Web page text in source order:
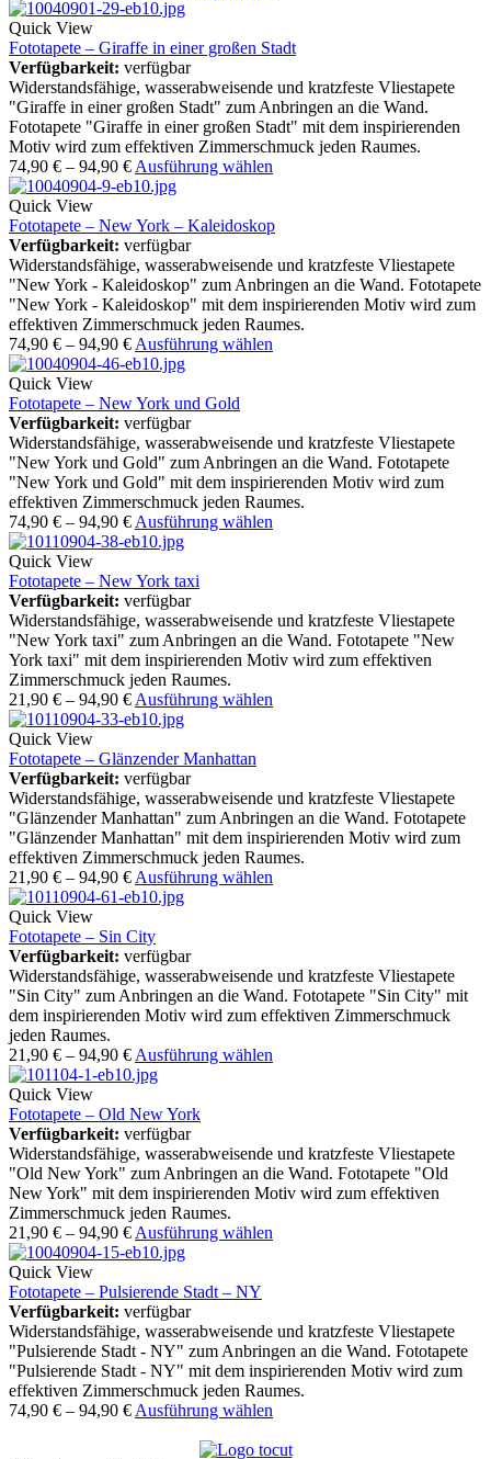
Quick View
Fototapete – Giraffe in einer großen Stadt
Verfügbarkeit: verfügbar
Widerstandsfähige, wasserabweisende und kratzfeste Vliestapete
"Giraffe in einer großen Stadt" zum Anbringen an die Wand.
Fototapete "Giraffe in einer großen Stadt" mit dem inspirierenden
Motiv wird zum effektiven Zimmerschmuck jeden Raumes.
74,90 € – 94,90 € Ausführung wählen
Quick View
Fototapete – New York – Kaleidoskop
Verfügbarkeit: verfügbar
Widerstandsfähige, wasserabweisende und kratzfeste Vliestapete
"New York - Kaleidoskop" zum Anbringen an die Wand. Fototapete
"New York - Kaleidoskop" mit dem inspirierenden Motiv wird zum
effektiven Zimmerschmuck jeden Raumes.
74,90 € – 94,90 € Ausführung wählen
Quick View
Fototapete – New York und Gold
Verfügbarkeit: verfügbar
Widerstandsfähige, wasserabweisende und kratzfeste Vliestapete
"New York und Gold" zum Anbringen an die Wand. Fototapete
"New York und Gold" mit dem inspirierenden Motiv wird zum
effektiven Zimmerschmuck jeden Raumes.
74,90 € – 94,90 € Ausführung wählen
Quick View
Fototapete – New York taxi
Verfügbarkeit: verfügbar
Widerstandsfähige, wasserabweisende und kratzfeste Vliestapete
"New York taxi" zum Anbringen an die Wand. Fototapete "New
York taxi" mit dem inspirierenden Motiv wird zum effektiven
Zimmerschmuck jeden Raumes.
21,90 € – 94,90 € Ausführung wählen
Quick View
Fototapete – Glänzender Manhattan
Verfügbarkeit: verfügbar
Widerstandsfähige, wasserabweisende und kratzfeste Vliestapete
"Glänzender Manhattan" zum Anbringen an die Wand. Fototapete
"Glänzender Manhattan" mit dem inspirierenden Motiv wird zum
effektiven Zimmerschmuck jeden Raumes.
21,90 € – 94,90 € Ausführung wählen
Quick View
Fototapete – Sin City
Verfügbarkeit: verfügbar
Widerstandsfähige, wasserabweisende und kratzfeste Vliestapete
"Sin City" zum Anbringen an die Wand. Fototapete "Sin City" mit
dem inspirierenden Motiv wird zum effektiven Zimmerschmuck
jeden Raumes.
21,90 € – 94,90 € Ausführung wählen
Quick View
Fototapete – Old New York
Verfügbarkeit: verfügbar
Widerstandsfähige, wasserabweisende und kratzfeste Vliestapete
"Old New York" zum Anbringen an die Wand. Fototapete "Old
New York" mit dem inspirierenden Motiv wird zum effektiven
Zimmerschmuck jeden Raumes.
21,90 € – 94,90 € Ausführung wählen
Quick View
Fototapete – Pulsierende Stadt – NY
Verfügbarkeit: verfügbar
Widerstandsfähige, wasserabweisende und kratzfeste Vliestapete
"Pulsierende Stadt - NY" zum Anbringen an die Wand. Fototapete
"Pulsierende Stadt - NY" mit dem inspirierenden Motiv wird zum
effektiven Zimmerschmuck jeden Raumes.
74,90 € – 94,90 € Ausführung wählen